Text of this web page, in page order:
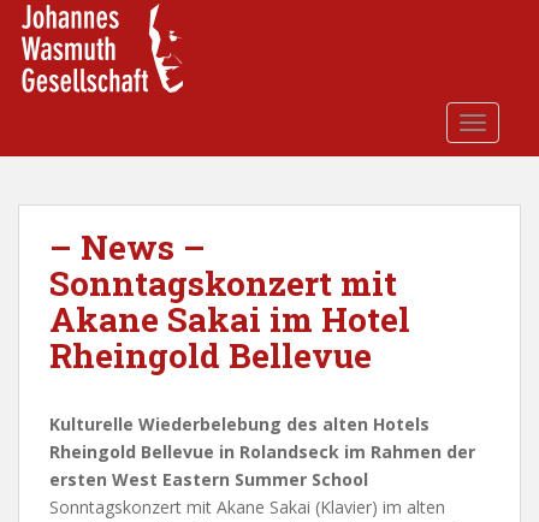
o
– News –
Sonntagskonzert mit
Akane Sakai im Hotel
Rheingold Bellevue
Kulturelle Wiederbelebung des alten Hotels
Rheingold Bellevue in Rolandseck im Rahmen der
ersten West Eastern Summer School
Sonntagskonzert mit Akane Sakai (Klavier) im alten